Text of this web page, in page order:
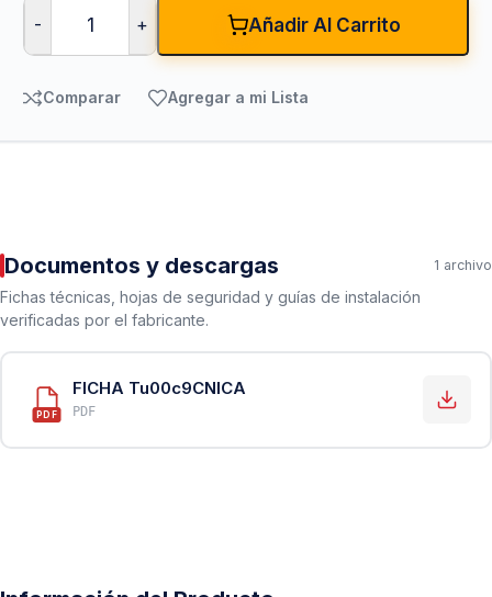
- + Añadir Al Carrito
Comparar Agregar a mi Lista
Documentos y descargas 1 archivo
Fichas técnicas, hojas de seguridad y guías de instalación
verificadas por el fabricante.
PDF
FICHA Tu00c9CNICA
PDF